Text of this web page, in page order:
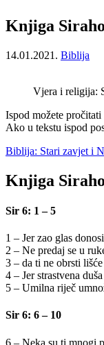
Knjiga
14.01.2021. Biblija
Vjera i religija:
Ispod možete
Ako u tekstu ispod
Biblija: Stari zavjet i
Knjiga
Sir 6: 1 – 5
1 – Jer zao glas
2 – Ne predaj se u
3 – da ti ne obrsti
4 – Jer strastvena
5 – Umilna riječ
Sir 6: 6 – 10
6 – Neka su ti mnogi